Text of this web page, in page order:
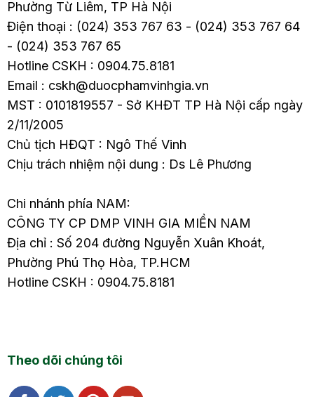
Phường Từ Liêm, TP Hà Nội
Điện thoại : (024) 353 767 63 - (024) 353 767 64
- (024) 353 767 65
Hotline CSKH : 0904.75.8181
Email : cskh@duocphamvinhgia.vn
MST : 0101819557 - Sở KHĐT TP Hà Nội cấp ngày
2/11/2005
Chủ tịch HĐQT : Ngô Thế Vinh
Chịu trách nhiệm nội dung : Ds Lê Phương
Chi nhánh phía NAM:
CÔNG TY CP DMP VINH GIA MIỀN NAM
Địa chỉ : Số 204 đường Nguyễn Xuân Khoát,
Phường Phú Thọ Hòa, TP.HCM
Hotline CSKH : 0904.75.8181
Theo dõi chúng tôi